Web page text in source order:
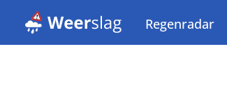
Regenradar